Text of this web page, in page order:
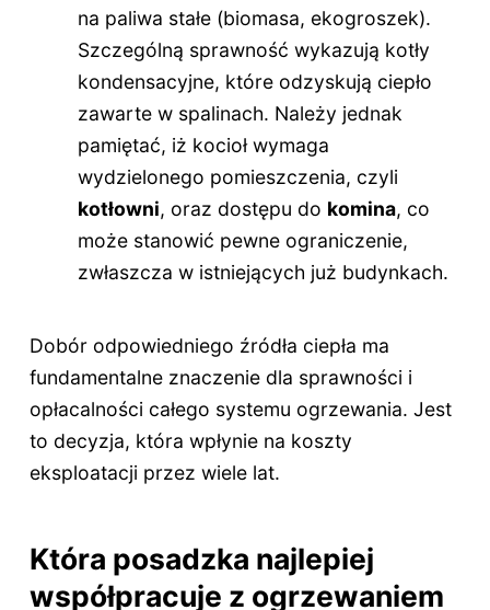
na paliwa stałe (biomasa, ekogroszek).
Szczególną sprawność wykazują kotły
kondensacyjne, które odzyskują ciepło
zawarte w spalinach. Należy jednak
pamiętać, iż kocioł wymaga
wydzielonego pomieszczenia, czyli
kotłowni, oraz dostępu do komina, co
może stanowić pewne ograniczenie,
zwłaszcza w istniejących już budynkach.
Dobór odpowiedniego źródła ciepła ma
fundamentalne znaczenie dla sprawności i
opłacalności całego systemu ogrzewania. Jest
to decyzja, która wpłynie na koszty
eksploatacji przez wiele lat.
Która posadzka najlepiej
współpracuje z ogrzewaniem